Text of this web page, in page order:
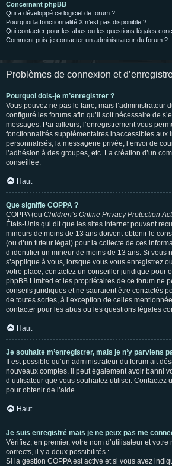
Concernant phpBB
Qui a développé ce logiciel de forum ?
Pourquoi la fonctionnalité X n’est pas disponible ?
Qui contacter pour les abus ou les questions légales
Comment puis-je contacter un administrateur du forum ?
Problèmes de connexion et
Pourquoi dois-je m’enregistrer ?
Vous pouvez ne pas le faire, mais l’administrateur
configuré les forums afin qu’il soit nécessaire de
messages. Par ailleurs, l’enregistrement vous
fonctionnalités supplémentaires inaccessibles aux
personnalisés, la messagerie privée, l’envoi de
l’adhésion à des groupes, etc. La création d’un
conseillée.
Haut
Que signifie COPPA ?
COPPA (ou Children’s Online Privacy Protection Act
États-Unis qui dit que les sites Internet pouvant
mineurs de moins de 13 ans doivent obtenir le
(ou d’un tuteur légal) pour la collecte de ces
d’identifier un mineur de moins de 13 ans. Si vous
s’applique à vous, lorsque vous vous enregistrez
votre place, contactez un conseiller juridique pour
phpBB Limited et les propriétaires de ce forum ne
conseils juridiques et ne sauraient être contactés
de toutes sortes, à l’exception de celles
contacter pour les abus ou les questions légales
Haut
Je souhaite m’enregistrer, mais je n’y parviens
Il est possible qu’un administrateur du forum ait
nouveaux comptes. Il peut également avoir banni
d’utilisateur que vous souhaitez utiliser. Contactez
pour obtenir de l’aide.
Haut
Je suis enregistré mais je ne peux pas me
Vérifiez, en premier, votre nom d’utilisateur et votre
corrects, il y a deux possibilités :
Si la gestion COPPA est active et si vous avez